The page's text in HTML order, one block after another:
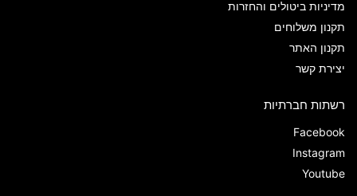
מדיניות ביטולים והחזרות
תקנון משלוחים
תקנון האתר
יצירת קשר
רשתות חברתיות
Facebook
Instagram
Youtube